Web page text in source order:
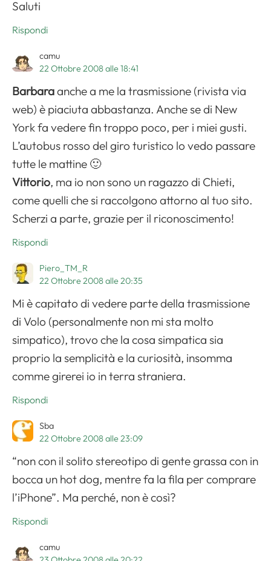
Saluti
Rispondi
camu
22 Ottobre 2008 alle 18:41
Barbaraanche a me la trasmissione (rivista via
web) è piaciuta abbastanza. Anche se di New
York fa vedere fin troppo poco, per i miei gusti.
L’autobus rosso del giro turistico lo vedo passare
tutte le mattine 🙂
Vittorio, ma io non sono un ragazzo di Chieti,
come quelli che si raccolgono attorno al tuo sito.
Scherzi a parte, grazie per il riconoscimento!
Rispondi
Piero_TM_R
22 Ottobre 2008 alle 20:35
Mi è capitato di vedere parte della trasmissione
di Volo (personalmente non mi sta molto
simpatico), trovo che la cosa simpatica sia
proprio la semplicità e la curiosità, insomma
comme girerei io in terra straniera.
Rispondi
Sba
22 Ottobre 2008 alle 23:09
“non con il solito stereotipo di gente grassa con in
bocca un hot dog, mentre fa la fila per comprare
l’iPhone”. Ma perché, non è così?
Rispondi
camu